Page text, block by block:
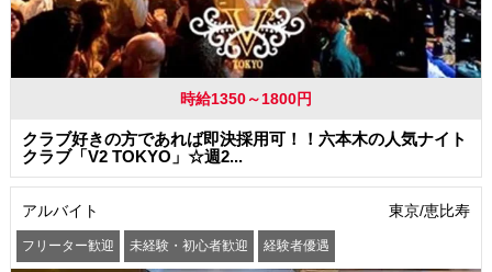
時給1350～1800円
クラブ好きの方であれば即決採用可！！六本木の人気ナイト
クラブ「V2 TOKYO」☆週2...
アルバイト 東京/恵比寿
フリーター歓迎 未経験・初心者歓迎 経験者優遇